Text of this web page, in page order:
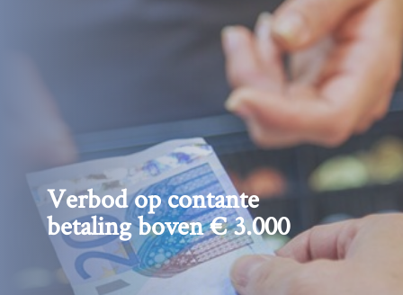
Verbod op contante
betaling boven € 3.000